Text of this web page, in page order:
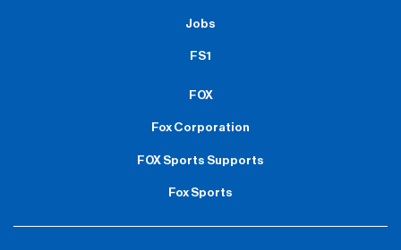
Jobs
FS1
FOX
Fox Corporation
FOX Sports Supports
Fox Sports